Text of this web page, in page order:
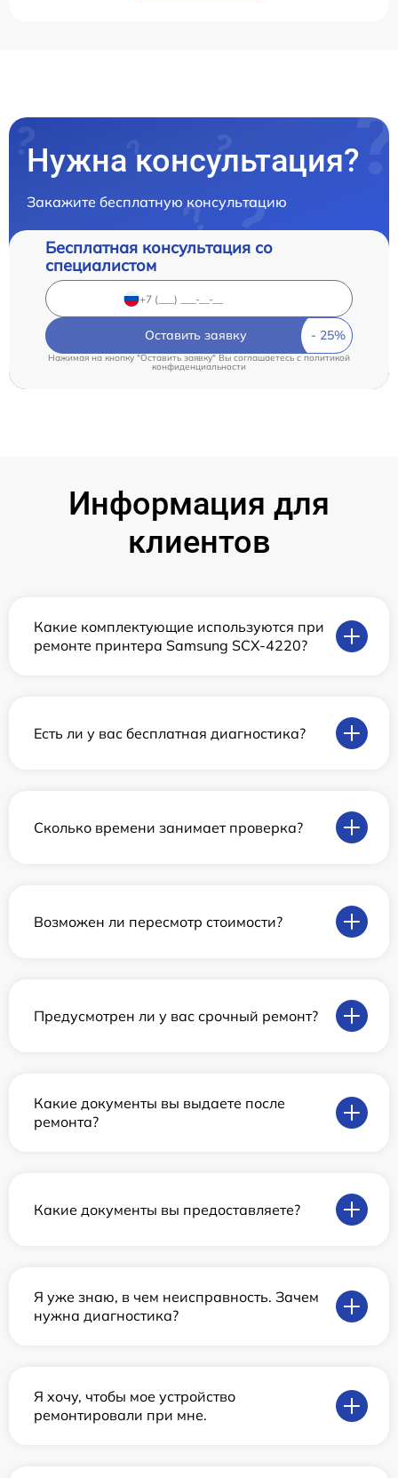
Нужна консультация?
Закажите бесплатную консультацию
Бесплатная консультация со
специалистом
Оставить заявку
Нажимая на кнопку "Оставить заявку" Вы соглашаетесь c политикой
конфиденциальности
Информация для
клиентов
Какие комплектующие используются при
ремонте принтера Samsung SCX-4220?
Есть ли у вас бесплатная диагностика?
Сколько времени занимает проверка?
Возможен ли пересмотр стоимости?
Предусмотрен ли у вас срочный ремонт?
Какие документы вы выдаете после
ремонта?
Какие документы вы предоставляете?
Я уже знаю, в чем неисправность. Зачем
нужна диагностика?
Я хочу, чтобы мое устройство
ремонтировали при мне.